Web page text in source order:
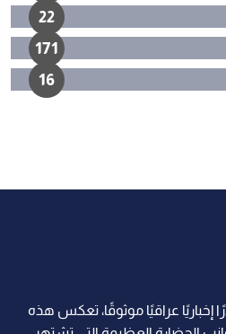
22
171
16
عراقيًا موثوقًا، تعكس هذه